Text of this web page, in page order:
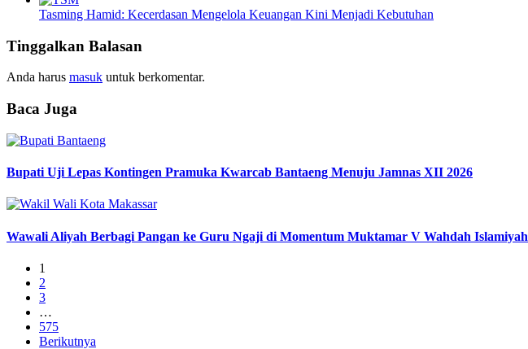
Tasming Hamid: Kecerdasan Mengelola Keuangan Kini Menjadi Kebutuhan
Tinggalkan Balasan
Anda harus masuk untuk berkomentar.
Baca Juga
Bupati Uji Lepas Kontingen Pramuka Kwarcab Bantaeng Menuju Jamnas XII 2026
Wawali Aliyah Berbagi Pangan ke Guru Ngaji di Momentum Muktamar V Wahdah Islamiyah
1
2
3
…
575
Berikutnya